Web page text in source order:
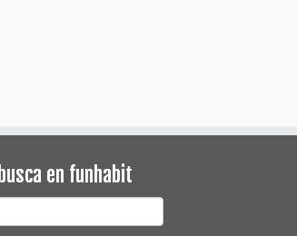
busca en funhabit